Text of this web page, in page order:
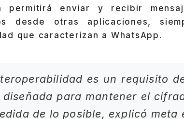
permitirá enviar y recibir
desde otras aplicaciones,
que caracterizan a WhatsApp.
es un requisito
diseñada para mantener el
de lo posible, explicó meta